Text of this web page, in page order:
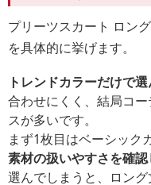
プリーツスカート ロン
を具体的に挙げます。
トレンドカラーだけで
合わせにくく、結局コ
スが多いです。
まず1枚目はベーシック
素材の扱いやすさを確
選んでしまうと、ロン